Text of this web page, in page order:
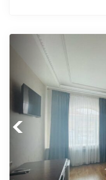
Previous